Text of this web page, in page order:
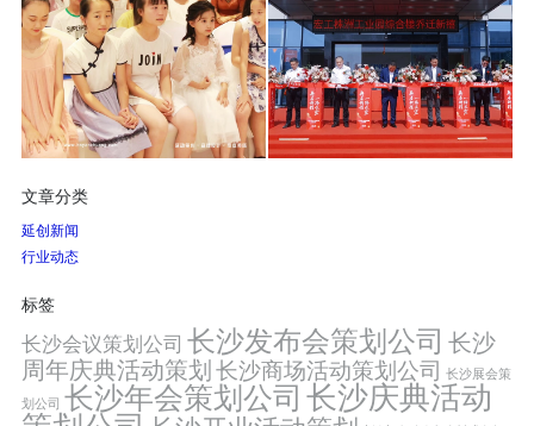
文章分类
延创新闻
行业动态
标签
长沙会议策划公司 长沙发布会策划公司 长沙
周年庆典活动策划 长沙商场活动策划公司 长沙展会策
划公司 长沙年会策划公司 长沙庆典活动